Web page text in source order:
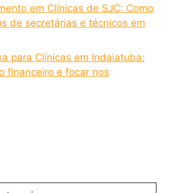
em Clínicas de SJC: Como
de secretárias e técnicos em
para Clínicas em Indaiatuba:
financeiro e focar nos